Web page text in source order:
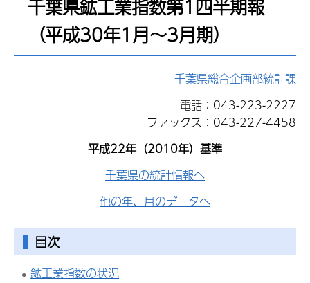
千葉県鉱工業指数第1四半期報
（平成30年1月～3月期）
千葉県総合企画部統計課
電話：043-223-2227
ファックス：043-227-4458
平成22年（2010年）基準
千葉県の統計情報へ
他の年、月のデータへ
目次
鉱工業指数の状況